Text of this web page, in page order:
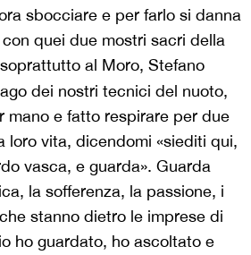
sbocciare e per farlo si danna
con quei due mostri sacri della
al Moro, Stefano
dei nostri tecnici del nuoto,
mano e fatto respirare per due
loro vita, dicendomi «siediti qui,
vasca, e guarda». Guarda
la sofferenza, la passione, i
stanno dietro le imprese di
ho guardato, ho ascoltato e